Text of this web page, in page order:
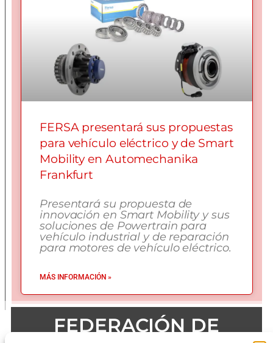
FERSA presentará sus propuestas
para vehículo eléctrico y de Smart
Mobility en Automechanika
Frankfurt
Presentará su propuesta de
innovación en Smart Mobility y sus
soluciones de Powertrain para
vehículo industrial y de reparación
para motores de vehículo eléctrico.
MÁS INFORMACIÓN »
FEDERACIÓN DE